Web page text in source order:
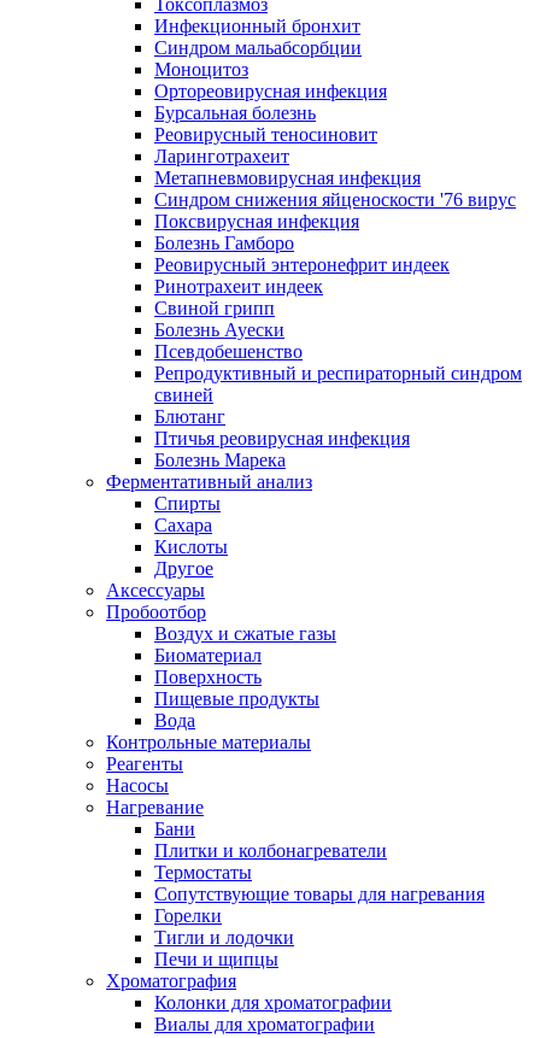
Токсоплазмоз
Инфекционный бронхит
Синдром мальабсорбции
Моноцитоз
Ортореовирусная инфекция
Бурсальная болезнь
Реовирусный теносиновит
Ларинготрахеит
Метапневмовирусная инфекция
Синдром снижения яйценоскости '76 вирус
Поксвирусная инфекция
Болезнь Гамборо
Реовирусный энтеронефрит индеек
Ринотрахеит индеек
Свиной грипп
Болезнь Ауески
Псевдобешенство
Репродуктивный и респираторный синдром
свиней
Блютанг
Птичья реовирусная инфекция
Болезнь Марека
Ферментативный анализ
Спирты
Сахара
Кислоты
Другое
Аксессуары
Пробоотбор
Воздух и сжатые газы
Биоматериал
Поверхность
Пищевые продукты
Вода
Контрольные материалы
Реагенты
Насосы
Нагревание
Бани
Плитки и колбонагреватели
Термостаты
Сопутствующие товары для нагревания
Горелки
Тигли и лодочки
Печи и щипцы
Хроматография
Колонки для хроматографии
Виалы для хроматографии